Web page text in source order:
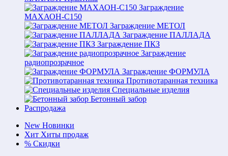
Заграждение
МАХАОН-С150
Заграждение МЕТОЛ
Заграждение ПАЛЛАДА
Заграждение ПКЗ
Заграждение
радиопрозрачное
Заграждение ФОРМУЛА
Противотаранная техника
Специальные изделия
Бетонный забор
Распродажа
New Новинки
Хит Хиты продаж
% Скидки